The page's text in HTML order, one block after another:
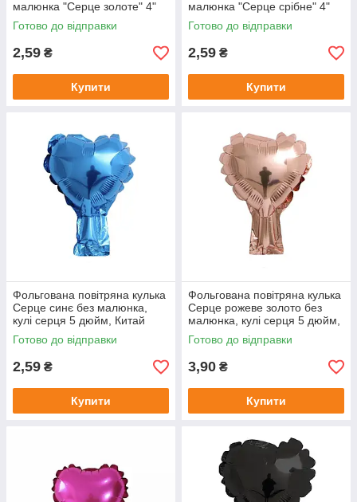
малюнка "Серце золоте" 4"
Готово до відправки
2,59 ₴
Купити
малюнка "Серце срібне" 4"
Готово до відправки
2,59 ₴
Купити
Фольгована повітряна кулька
Серце синє без малюнка,
кулі серця 5 дюйм, Китай
Готово до відправки
2,59 ₴
Купити
Фольгована повітряна кулька
Серце рожеве золото без
малюнка, кулі серця 5 дюйм,
Китай
Готово до відправки
3,90 ₴
Купити